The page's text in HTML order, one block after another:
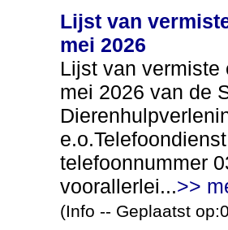
Lijst van
mei 2026
Lijst van
mei 2026 van de
telefoonnummer
voorallerlei...>>
(Info -- Geplaatst